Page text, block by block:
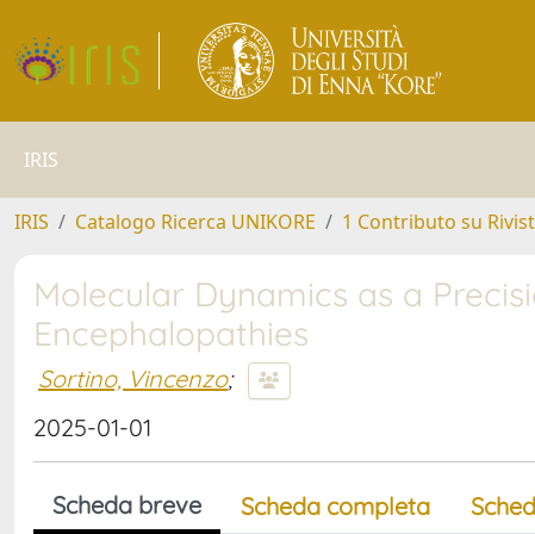
IRIS
IRIS Catalogo Ricerca UNIKORE 1 Contributo su
Molecular Dynamics as a
Encephalopathies
Sortino, Vincenzo;
2025-01-01
Scheda breve Scheda completa